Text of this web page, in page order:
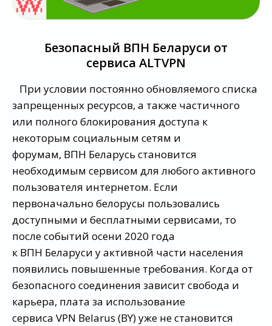
Безопасный ВПН Беларуси от
сервиса ALTVPN
При условии постоянно обновляемого списка
запрещенных ресурсов, а также частичного
или полного блокирования доступа к
некоторым социальным сетям и
форумам, ВПН Беларусь становится
необходимым сервисом для любого активного
пользователя интернетом. Если
первоначально белорусы пользовались
доступными и бесплатными сервисами, то
после событий осени 2020 года
к ВПН Беларуси у активной части населения
появились повышенные требования. Когда от
безопасного соединения зависит свобода и
карьера, плата за использование
сервиса VPN Belarus (BY) уже не становится